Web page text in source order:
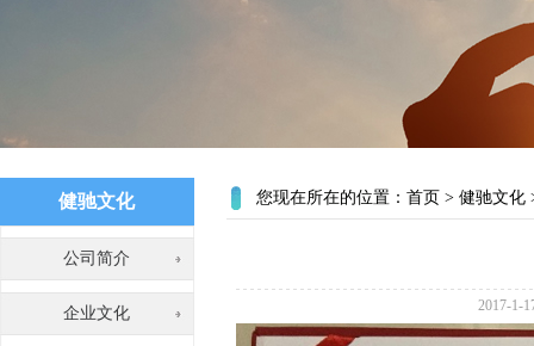
健驰文化
公司简介
企业文化
您现在所在的位置： 首页 > 健驰文化
2017-1-